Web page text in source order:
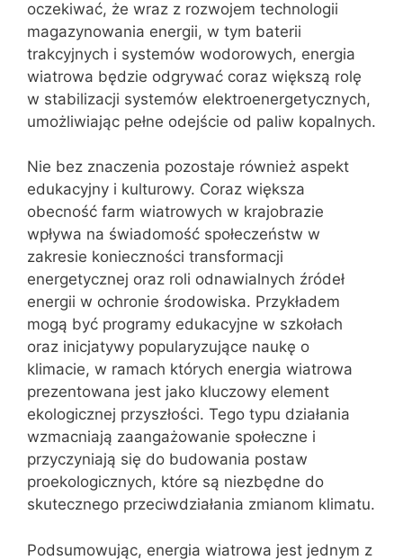
oczekiwać, że wraz z rozwojem technologii
magazynowania energii, w tym baterii
trakcyjnych i systemów wodorowych, energia
wiatrowa będzie odgrywać coraz większą rolę
w stabilizacji systemów elektroenergetycznych,
umożliwiając pełne odejście od paliw kopalnych.
Nie bez znaczenia pozostaje również aspekt
edukacyjny i kulturowy. Coraz większa
obecność farm wiatrowych w krajobrazie
wpływa na świadomość społeczeństw w
zakresie konieczności transformacji
energetycznej oraz roli odnawialnych źródeł
energii w ochronie środowiska. Przykładem
mogą być programy edukacyjne w szkołach
oraz inicjatywy popularyzujące naukę o
klimacie, w ramach których energia wiatrowa
prezentowana jest jako kluczowy element
ekologicznej przyszłości. Tego typu działania
wzmacniają zaangażowanie społeczne i
przyczyniają się do budowania postaw
proekologicznych, które są niezbędne do
skutecznego przeciwdziałania zmianom klimatu.
Podsumowując, energia wiatrowa jest jednym z